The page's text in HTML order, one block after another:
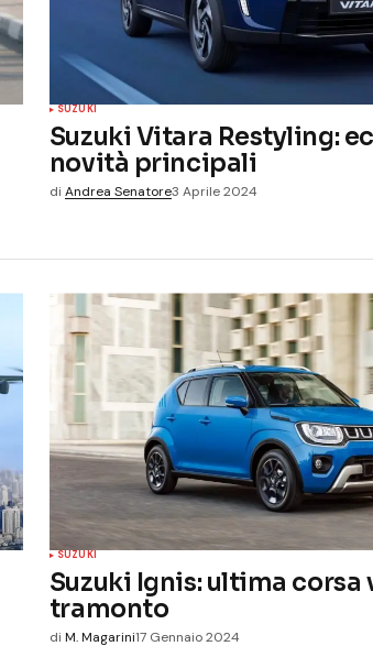
SUZUKI
Suzuki Vitara Restyling:
novità principali
di Andrea Senatore3 Aprile 2024
SUZUKI
Suzuki Ignis: ultima corsa
tramonto
di M. Magarini17 Gennaio 2024